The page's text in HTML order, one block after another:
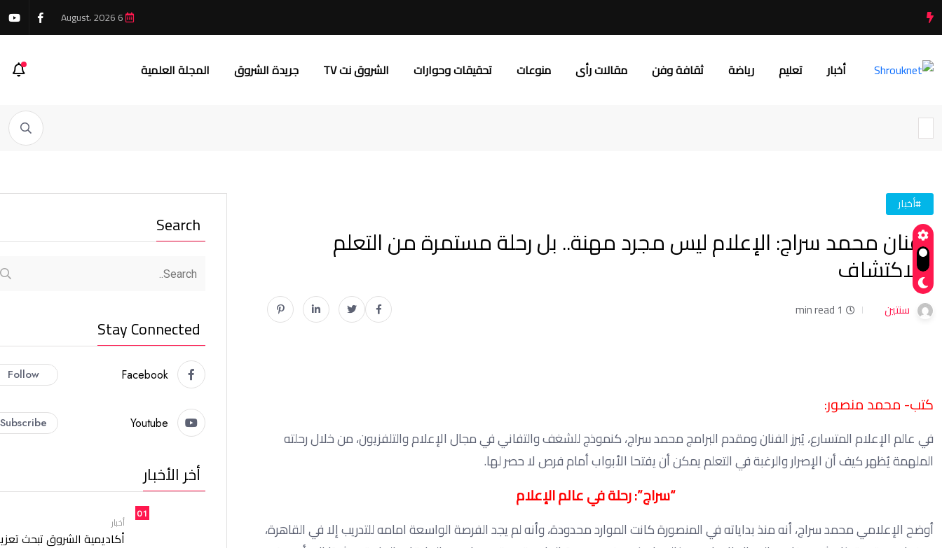
أخبار تعليم رياضة ثقافة وفن مقالات رأى منوعات تحقيقات وحوارات الشروق نت TV جريدة الشروق المجلة العلمية
#أخبار
الفنان محمد سراج: الإعلام ليس مجرد مهنة.. بل رحلة مستمرة من التعلم
والاكتشاف
سنتين 1 min read
كتب- محمد منصور:
في عالم الإعلام المتسارع، يُبرز الفنان ومقدم البرامج محمد سراج، كنموذج للشغف والتفاني في مجال الإعلام والتلفزيون، من خلال رحلته
الملهمة يُظهر كيف أن الإصرار والرغبة في التعلم يمكن أن يفتحا الأبواب أمام فرص لا حصر لها.
“سراج”: رحلة في عالم الإعلام
أوضح الإعلامي محمد سراج، أنه منذ بداياته في المنصورة كانت الموارد محدودة، وأنه لم يجد الفرصة الواسعة امامه للتدريب إلا في القاهرة،
Search
Stay Connected
Facebook
Follow
Youtube
Subscribe
أخر الأخبار
01
أخبار
أكاديمية الشروق تبحث